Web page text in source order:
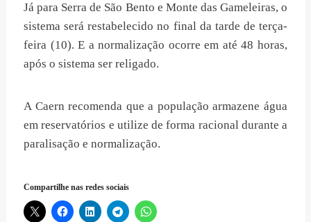
Já para Serra de São Bento e Monte das Gameleiras, o
sistema será restabelecido no final da tarde de terça-
feira (10). E a normalização ocorre em até 48 horas,
após o sistema ser religado.
A Caern recomenda que a população armazene água
em reservatórios e utilize de forma racional durante a
paralisação e normalização.
Compartilhe nas redes sociais